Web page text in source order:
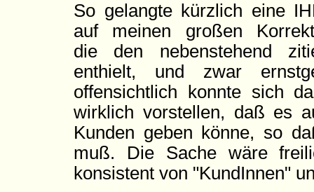
So gelangte kürzlich eine
auf meinen großen
die den nebenstehend
enthielt, und zwar
offensichtlich konnte sich
wirklich vorstellen, daß es
Kunden geben könne, so
muß. Die Sache wäre
konsistent von "KundInnen"